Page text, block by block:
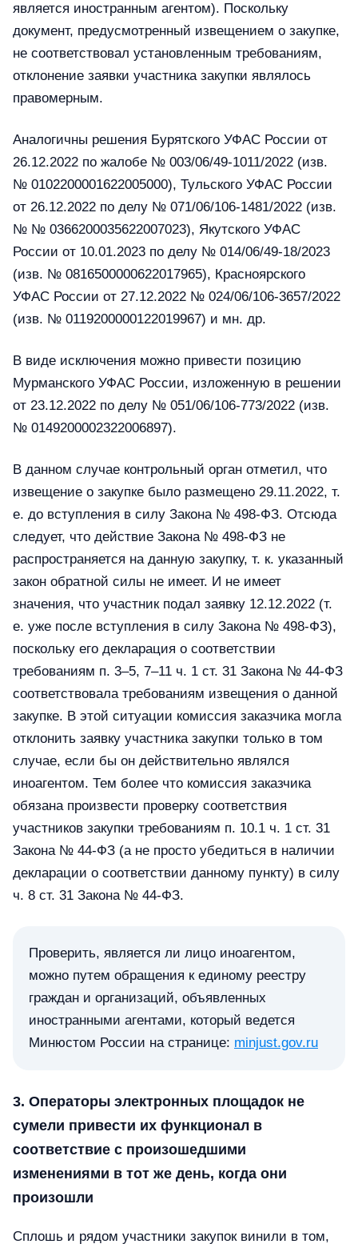
является иностранным агентом). Поскольку
документ, предусмотренный извещением о закупке,
не соответствовал установленным требованиям,
отклонение заявки участника закупки являлось
правомерным.
Аналогичны решения Бурятского УФАС России от
26.12.2022 по жалобе № 003/06/49-1011/2022 (изв.
№ 0102200001622005000), Тульского УФАС России
от 26.12.2022 по делу № 071/06/106-1481/2022 (изв.
№ № 0366200035622007023), Якутского УФАС
России от 10.01.2023 по делу № 014/06/49-18/2023
(изв. № 0816500000622017965), Красноярского
УФАС России от 27.12.2022 № 024/06/106-3657/2022
(изв. № 0119200000122019967) и мн. др.
В виде исключения можно привести позицию
Мурманского УФАС России, изложенную в решении
от 23.12.2022 по делу № 051/06/106-773/2022 (изв.
№ 0149200002322006897).
В данном случае контрольный орган отметил, что
извещение о закупке было размещено 29.11.2022, т.
е. до вступления в силу Закона № 498-ФЗ. Отсюда
следует, что действие Закона № 498-ФЗ не
распространяется на данную закупку, т. к. указанный
закон обратной силы не имеет. И не имеет
значения, что участник подал заявку 12.12.2022 (т.
е. уже после вступления в силу Закона № 498-ФЗ),
поскольку его декларация о соответствии
требованиям п. 3–5, 7–11 ч. 1 ст. 31 Закона № 44-ФЗ
соответствовала требованиям извещения о данной
закупке. В этой ситуации комиссия заказчика могла
отклонить заявку участника закупки только в том
случае, если бы он действительно являлся
иноагентом. Тем более что комиссия заказчика
обязана произвести проверку соответствия
участников закупки требованиям п. 10.1 ч. 1 ст. 31
Закона № 44-ФЗ (а не просто убедиться в наличии
декларации о соответствии данному пункту) в силу
ч. 8 ст. 31 Закона № 44-ФЗ.
Проверить, является ли лицо иноагентом,
можно путем обращения к единому реестру
граждан и организаций, объявленных
иностранными агентами, который ведется
Минюстом России на странице: minjust.gov.ru
3. Операторы электронных площадок не
сумели привести их функционал в
соответствие с произошедшими
изменениями в тот же день, когда они
произошли
Сплошь и рядом участники закупок винили в том,